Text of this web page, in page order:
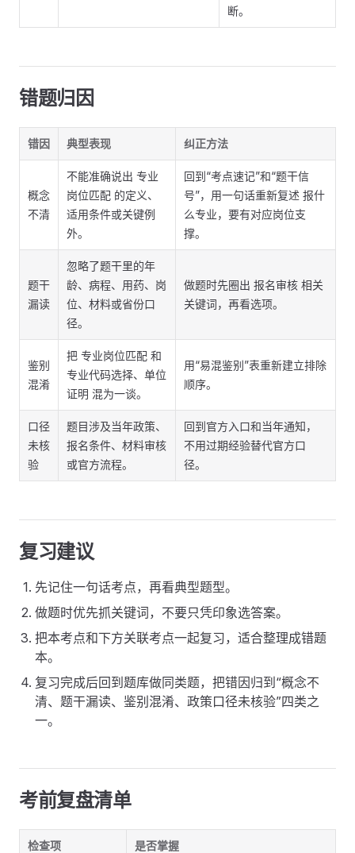
断。
错题归因
错因 典型表现 纠正方法
概念
不清
不能准确说出 专业
岗位匹配 的定义、
适用条件或关键例
外。
回到“考点速记”和“题干信
号”，用一句话重新复述 报什
么专业，要有对应岗位支
撑。
题干
漏读
忽略了题干里的年
龄、病程、用药、岗
位、材料或省份口
径。
做题时先圈出 报名审核 相关
关键词，再看选项。
鉴别
混淆
把 专业岗位匹配 和
专业代码选择、单位
证明 混为一谈。
用“易混鉴别”表重新建立排除
顺序。
口径
未核
验
题目涉及当年政策、
报名条件、材料审核
或官方流程。
回到官方入口和当年通知，
不用过期经验替代官方口
径。
复习建议
先记住一句话考点，再看典型题型。
做题时优先抓关键词，不要只凭印象选答案。
把本考点和下方关联考点一起复习，适合整理成错题
本。
复习完成后回到题库做同类题，把错因归到“概念不
清、题干漏读、鉴别混淆、政策口径未核验”四类之
一。
考前复盘清单
检查项 是否掌握